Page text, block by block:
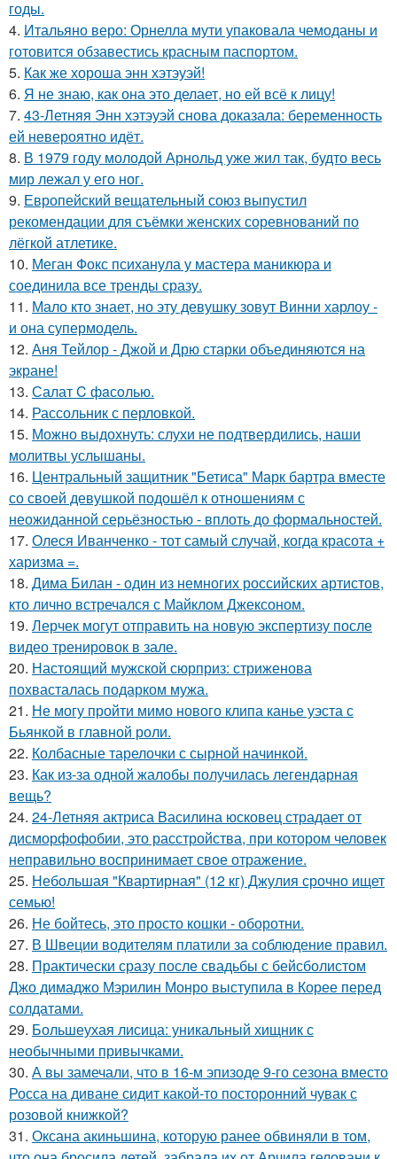
годы.
4. Итальяно веро: Орнелла мути упаковала чемоданы и
готовится обзавестись красным паспортом.
5. Как же хороша энн хэтэуэй!
6. Я не знаю, как она это делает, но ей всё к лицу!
7. 43-Летняя Энн хэтэуэй снова доказала: беременность
ей невероятно идёт.
8. В 1979 году молодой Арнольд уже жил так, будто весь
мир лежал у его ног.
9. Европейский вещательный союз выпустил
рекомендации для съёмки женских соревнований по
лёгкой атлетике.
10. Меган Фокс психанула у мастера маникюра и
соединила все тренды сразу.
11. Мало кто знает, но эту девушку зовут Винни харлоу -
и она супермодель.
12. Аня Тейлор - Джой и Дрю старки объединяются на
экране!
13. Салат C фaсoлью.
14. Рассольник с перловкой.
15. Можно выдохнуть: слухи не подтвердились, наши
молитвы услышаны.
16. Центральный защитник "Бетиса" Марк бартра вместе
со своей девушкой подошёл к отношениям с
неожиданной серьёзностью - вплоть до формальностей.
17. Олеся Иванченко - тот самый случай, когда красота +
харизма =.
18. Дима Билан - один из немногих российских артистов,
кто лично встречался с Майклом Джексоном.
19. Лерчек могут отправить на новую экспертизу после
видео тренировок в зале.
20. Настоящий мужской сюрприз: стриженова
похвасталась подарком мужа.
21. Не могу пройти мимо нового клипа канье уэста с
Бьянкой в главной роли.
22. Колбасные тарелочки с сырной начинкой.
23. Как из-за одной жалобы получилась легендарная
вещь?
24. 24-Летняя актриса Василина юсковец страдает от
дисморфофобии, это расстройства, при котором человек
неправильно воспринимает свое отражение.
25. Небольшая "Квартирная" (12 кг) Джулия срочно ищет
семью!
26. Не бойтесь, это просто кошки - оборотни.
27. В Швеции водителям платили за соблюдение правил.
28. Практически сразу после свадьбы с бейсболистом
Джо димаджо Мэрилин Монро выступила в Корее перед
солдатами.
29. Большеухая лисица: уникальный хищник с
необычными привычками.
30. А вы замечали, что в 16-м эпизоде 9-го сезона вместо
Росса на диване сидит какой-то посторонний чувак с
розовой книжкой?
31. Оксана акиньшина, которую ранее обвиняли в том,